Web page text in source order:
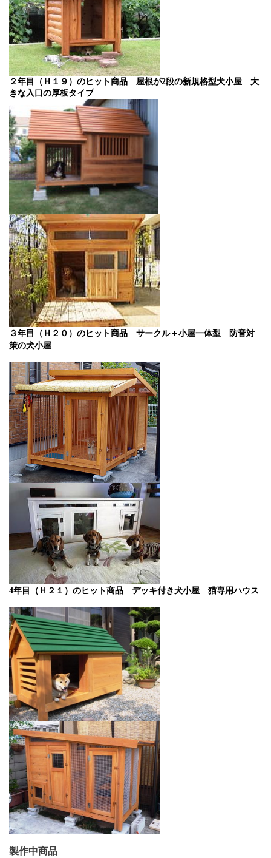
２年目（Ｈ１９）のヒット商品 屋根が2段の新規格型犬小屋 大
きな入口の厚板タイプ
３年目（Ｈ２０）のヒット商品 サークル＋小屋一体型 防音対
策の犬小屋
4年目（Ｈ２１）のヒット商品 デッキ付き犬小屋 猫専用ハウス
製作中商品